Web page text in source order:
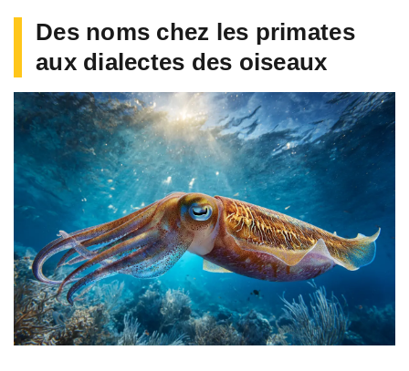
Des noms chez les primates
aux dialectes des oiseaux